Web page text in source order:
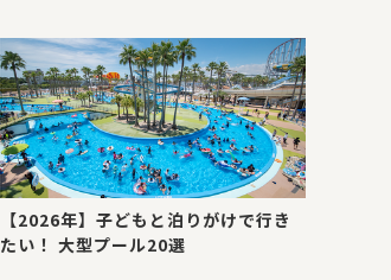
【2026年】子どもと泊りがけで行き
たい！ 大型プール20選